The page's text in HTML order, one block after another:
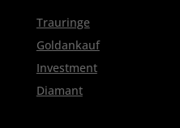
Trauringe
Goldankauf
Investment
Diamant